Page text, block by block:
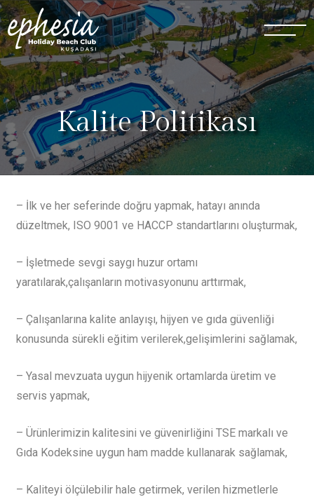
Kalite Politikası
– İlk ve her seferinde doğru yapmak, hatayı anında
düzeltmek, ISO 9001 ve HACCP standartlarını oluşturmak,
– İşletmede sevgi­ saygı huzur ortamı
yaratılarak,çalışanların motivasyonunu arttırmak,
– Çalışanlarına kalite anlayışı, hijyen ve gıda güvenliği
konusunda sürekli eğitim verilerek,gelişimlerini sağlamak,
– Yasal mevzuata uygun hijyenik ortamlarda üretim ve
servis yapmak,
– Ürünlerimizin kalitesini ve güvenirliğini TSE markalı ve
Gıda Kodeksine uygun ham madde kullanarak sağlamak,
– Kaliteyi ölçülebilir hale getirmek, verilen hizmetlerle